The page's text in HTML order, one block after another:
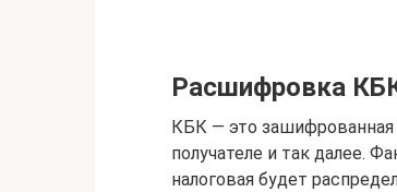
Расшифровка
КБК — это зашифрованная
получателе и так далее.
налоговая будет